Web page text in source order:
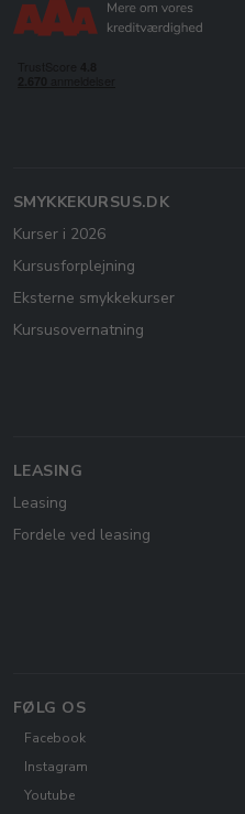
SMYKKEKURSUS.DK
Kurser i 2026
Kursusforplejning
Eksterne smykkekurser
Kursusovernatning
LEASING
Leasing
Fordele ved leasing
FØLG OS
Facebook
Instagram
Youtube